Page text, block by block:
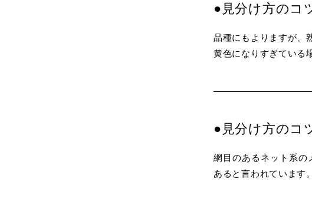
●見分け方のコ
品種にもよりますが、
黄色になりすぎている
●見分け方のコ
網目のあるネット系の
あると言われていま